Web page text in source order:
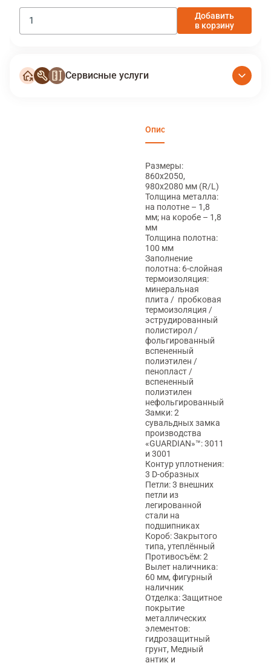
Добавить
в корзину
Сервисные услуги
Подъем на грузовом лифте за 1 дверь
Подъем по лестнице за 1 этаж
Демонтаж металлической
Выезд специалиста по замерам
Описание
Размеры:
860х2050,
980х2080 мм (R/L)
Толщина металла:
на полотне – 1,8
мм; на коробе – 1,8
мм
Толщина полотна:
100 мм
Заполнение
полотна: 6-слойная
термоизоляция:
минеральная
плита / пробковая
термоизоляция /
эструдированный
полистирол /
фольгированный
вспененный
полиэтилен /
пенопласт /
вспененный
полиэтилен
нефольгированный
Замки: 2
сувальдных замка
производства
«GUARDIAN»™: 3011
и 3001
Контур уплотнения:
3 D-образных
Петли: 3 внешних
петли из
легированной
стали на
подшипниках
Короб: Закрытого
типа, утеплённый
Противосъём: 2
Вылет наличника:
60 мм, фигурный
наличник
Отделка: Защитное
покрытие
металлических
элементов:
гидрозащитный
грунт, Медный
антик и